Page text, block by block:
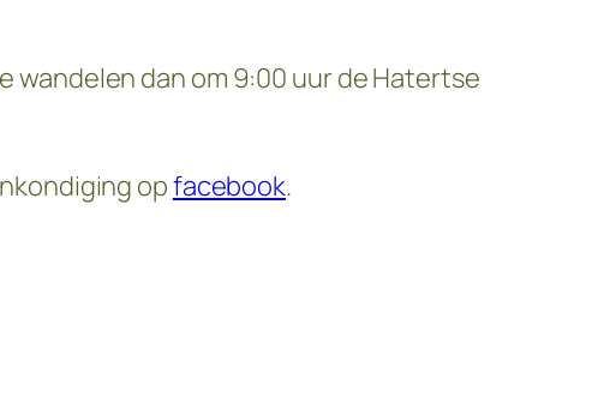
wandelen dan om 9:00 uur de Hatertse
opfacebook.